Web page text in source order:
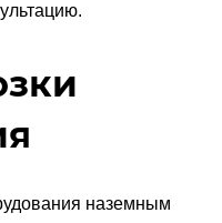
наземным